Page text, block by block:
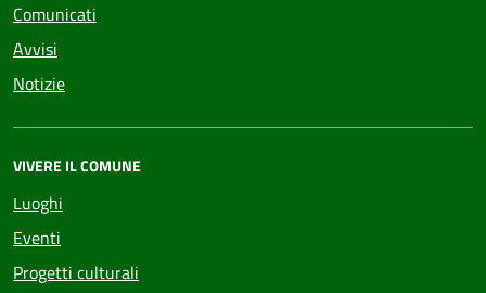
Comunicati
Avvisi
Notizie
VIVERE IL COMUNE
Luoghi
Eventi
Progetti culturali